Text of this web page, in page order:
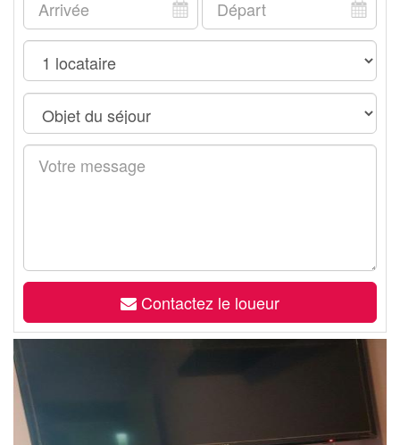
Contactez le loueur